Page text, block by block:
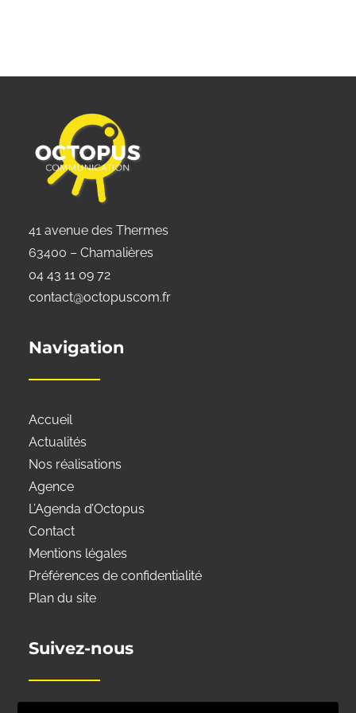
41 avenue des Thermes
63400 – Chamalières
04 43 11 09 72
contact@octopuscom.fr
Navigation
Accueil
Actualités
Nos réalisations
Agence
L’Agenda d’Octopus
Contact
Mentions légales
Préférences de confidentialité
Plan du site
Suivez-nous